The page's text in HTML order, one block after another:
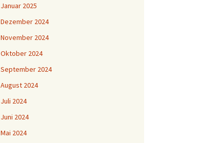
Januar 2025
Dezember 2024
November 2024
Oktober 2024
September 2024
August 2024
Juli 2024
Juni 2024
Mai 2024